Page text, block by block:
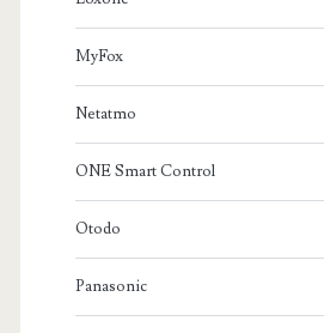
MyFox
Netatmo
ONE Smart Control
Otodo
Panasonic